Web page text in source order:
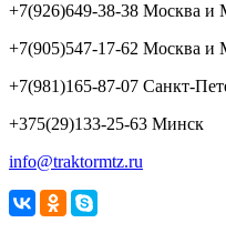
+7(926)649-38-38 Москва
+7(905)547-17-62 Москва и
+7(981)165-87-07 Санкт-
+375(29)133-25-63 Минск
info@traktormtz.ru